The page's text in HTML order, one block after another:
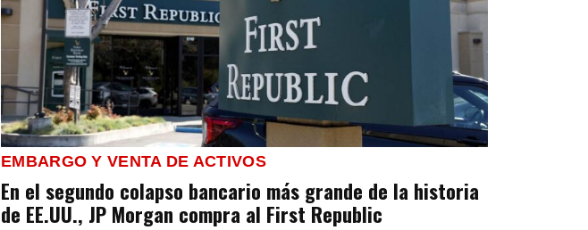
EMBARGO Y VENTA DE ACTIVOS
En el segundo colapso bancario más grande de la historia
de EE.UU., JP Morgan compra al First Republic